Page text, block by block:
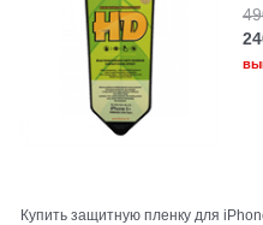
Купить защитную пленку для